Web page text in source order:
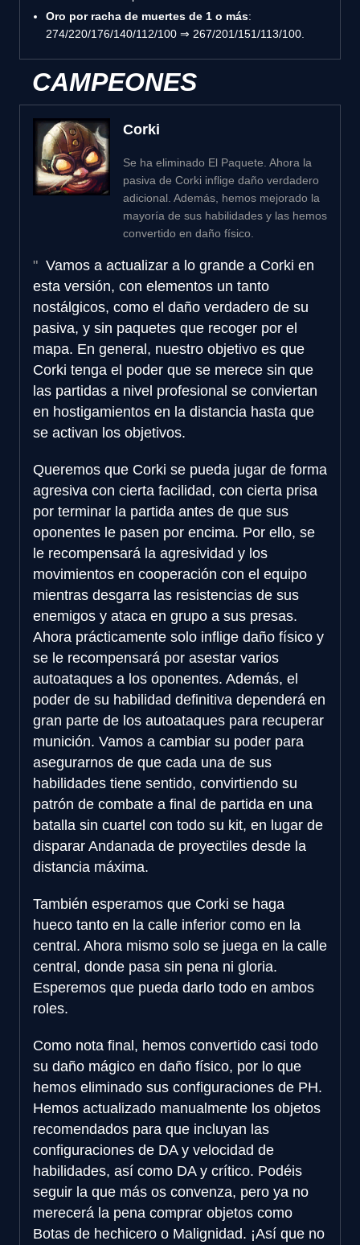
Oro por racha de muertes de 1 o más:
274/220/176/140/112/100 ⇒ 267/201/151/113/100.
CAMPEONES
Corki
Se ha eliminado El Paquete. Ahora la
pasiva de Corki inflige daño verdadero
adicional. Además, hemos mejorado la
mayoría de sus habilidades y las hemos
convertido en daño físico.
Vamos a actualizar a lo grande a Corki en
esta versión, con elementos un tanto
nostálgicos, como el daño verdadero de su
pasiva, y sin paquetes que recoger por el
mapa. En general, nuestro objetivo es que
Corki tenga el poder que se merece sin que
las partidas a nivel profesional se conviertan
en hostigamientos en la distancia hasta que
se activan los objetivos.
Queremos que Corki se pueda jugar de forma
agresiva con cierta facilidad, con cierta prisa
por terminar la partida antes de que sus
oponentes le pasen por encima. Por ello, se
le recompensará la agresividad y los
movimientos en cooperación con el equipo
mientras desgarra las resistencias de sus
enemigos y ataca en grupo a sus presas.
Ahora prácticamente solo inflige daño físico y
se le recompensará por asestar varios
autoataques a los oponentes. Además, el
poder de su habilidad definitiva dependerá en
gran parte de los autoataques para recuperar
munición. Vamos a cambiar su poder para
asegurarnos de que cada una de sus
habilidades tiene sentido, convirtiendo su
patrón de combate a final de partida en una
batalla sin cuartel con todo su kit, en lugar de
disparar Andanada de proyectiles desde la
distancia máxima.
También esperamos que Corki se haga
hueco tanto en la calle inferior como en la
central. Ahora mismo solo se juega en la calle
central, donde pasa sin pena ni gloria.
Esperemos que pueda darlo todo en ambos
roles.
Como nota final, hemos convertido casi todo
su daño mágico en daño físico, por lo que
hemos eliminado sus configuraciones de PH.
Hemos actualizado manualmente los objetos
recomendados para que incluyan las
configuraciones de DA y velocidad de
habilidades, así como DA y crítico. Podéis
seguir la que más os convenza, pero ya no
merecerá la pena comprar objetos como
Botas de hechicero o Malignidad. ¡Así que no